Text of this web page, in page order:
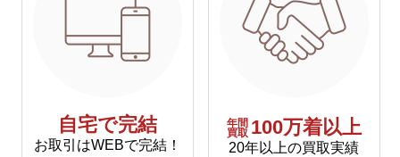
自宅で完結
お取引はWEBで完結！
年間
買取 100万着以上
20年以上の買取実績